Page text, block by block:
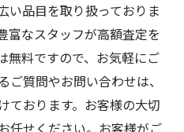
い品目を取り扱っておりま
富なスタッフが高額査定を
無料ですので、お気軽にご
質問やお問い合わせは、
ております。お客様の大切
任せください。お客様がご